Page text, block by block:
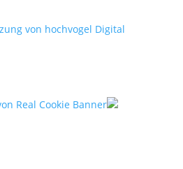
Real Cookie Banner